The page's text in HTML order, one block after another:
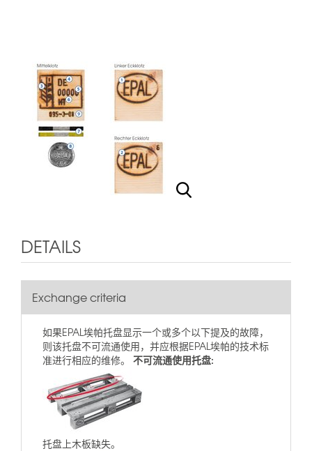
DETAILS
Exchange criteria
如果EPAL埃帕托盘显示一个或多个以下提及的故障，
则该托盘不可流通使用，并应根据EPAL埃帕的技术标
准进行相应的维修。 不可流通使用托盘:
托盘上木板缺失。